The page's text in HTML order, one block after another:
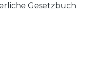
Gesetzbuch